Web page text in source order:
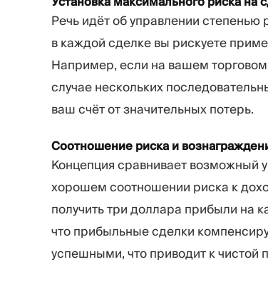
Речь идёт об управлении степенью
в каждой сделке вы рискуете
Например, если на вашем торговом
случае нескольких
ваш счёт от значительных потерь.
Соотношение риска и
Концепция сравнивает возможный
хорошем соотношении риска к
получить три доллара прибыли на
что прибыльные сделки
успешными, что приводит к чистой